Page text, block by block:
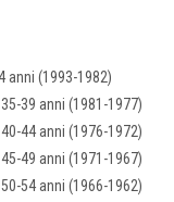
anni (1993-1982)
39 anni (1981-1977)
44 anni (1976-1972)
49 anni (1971-1967)
54 anni (1966-1962)